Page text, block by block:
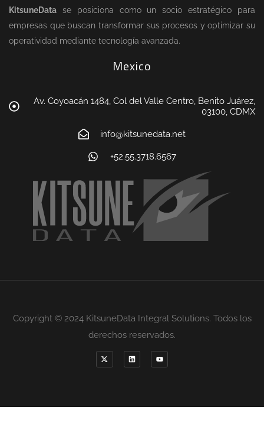
KitsuneData se posiciona como un socio estratégico para
empresas que buscan transformar sus procesos y optimizar su
operatividad mediante tecnología avanzada.
Mexico
Av. Coyoacán 1484, Col del Valle Centro, Benito Juárez,
03100, CDMX
info@kitsunedata.net
+52.55.3718.6567
Copyright © 2024 KitsuneData Integral Solutions. Todos los
derechos reservados.